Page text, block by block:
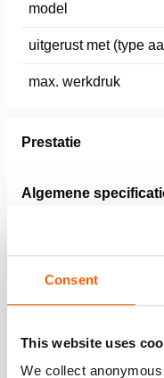
Consent
This website uses
We collect
model
uitgerust met (type
max. werkdruk
Prestatie
Algemene